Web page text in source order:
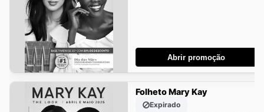
Abrir promoção
Folheto Mary Kay
Expirado